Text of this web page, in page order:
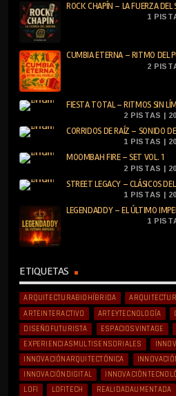
ROCK CHAPÍN – LA FUERZA DEL
1
CUMBIA ETERNA – RITMO DEL
2
FIESTA TOTAL – RITMOS SIN
2 PISTAS |
CORRIDOS DE RAÍZ – SONIDO
1 PISTAS |
MOOMBAH FIRE – SET VOL. 1
2 PISTAS |
STREET LEGACY – CLÁSICOS
1 PISTAS |
LEGENDADDY – EL ÚLTIMO
1
ETIQUETAS
ARQUITECTURABIOHÍBRIDA
ARTEINTERACTIVO
ARTEYTECNOLOGÍA
DISEÑOFUTURISTA
ESPACIOSVINTAGE
EXPERIENCIASMULTISENSORIALES
INNOVACIÓNARQUITECTÓNICA
INNOVACIÓNDIGITAL
LOFI
LOFITECH REALIDADAUMENTADA